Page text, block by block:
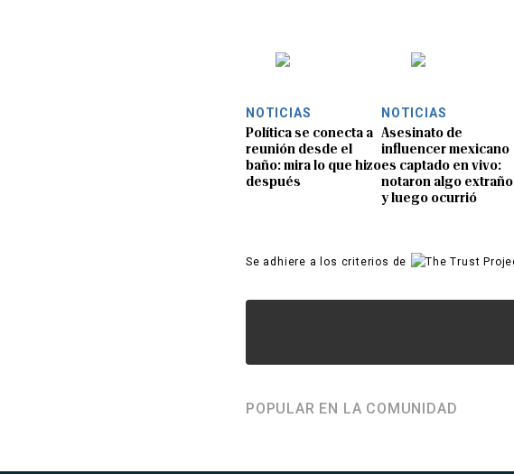
NOTICIAS
Política se conecta a
reunión desde el
baño: mira lo que hizo
después
NOTICIAS
Asesinato de
influencer mexicano
es captado en vivo:
notaron algo extraño
y luego ocurrió
Se adhiere a los criterios de
POPULAR EN LA COMUNIDAD